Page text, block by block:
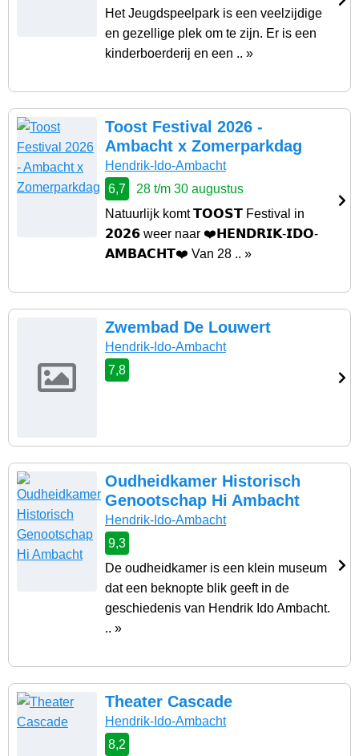
Het Jeugdspeelpark is een veelzijdige
en gezellige plek om te zijn. Er is een
kinderboerderij en een .. »
Toost Festival 2026 -
Ambacht x Zomerparkdag
Hendrik-Ido-Ambacht
6,7
28 t/m 30 augustus
Natuurlijk komt 𝗧𝗢𝗢𝗦𝗧 Festival in
𝟮𝟬𝟮𝟲 weer naar ❤️𝗛𝗘𝗡𝗗𝗥𝗜𝗞-𝗜𝗗𝗢-
𝗔𝗠𝗕𝗔𝗖𝗛𝗧❤️ Van 28 .. »
Zwembad De Louwert
Hendrik-Ido-Ambacht
7,8
Oudheidkamer Historisch
Genootschap Hi Ambacht
Hendrik-Ido-Ambacht
9,3
De oudheidkamer is een klein museum
dat een beknopte blik geeft in de
geschiedenis van Hendrik Ido Ambacht.
.. »
Theater Cascade
Hendrik-Ido-Ambacht
8,2